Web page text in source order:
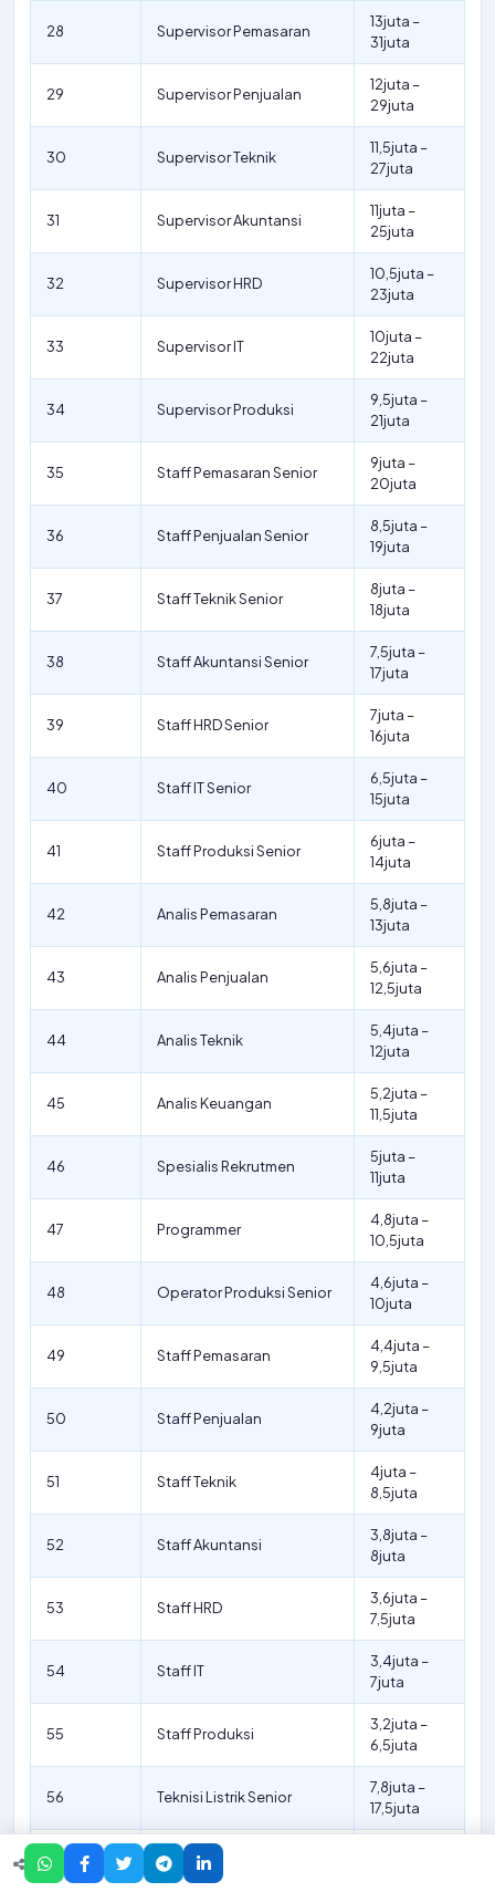
28 Supervisor Pemasaran
13juta –
31juta
29 Supervisor Penjualan
12juta –
29juta
30 Supervisor Teknik
11,5juta –
27juta
31 Supervisor Akuntansi
11juta –
25juta
32 Supervisor HRD
10,5juta –
23juta
33 Supervisor IT
10juta –
22juta
34 Supervisor Produksi
9,5juta –
21juta
35 Staff Pemasaran Senior
9juta –
20juta
36 Staff Penjualan Senior
8,5juta –
19juta
37 Staff Teknik Senior
8juta –
18juta
38 Staff Akuntansi Senior
7,5juta –
17juta
39 Staff HRD Senior
7juta –
16juta
40 Staff IT Senior
6,5juta –
15juta
41 Staff Produksi Senior
6juta –
14juta
42 Analis Pemasaran
5,8juta –
13juta
43 Analis Penjualan
5,6juta –
12,5juta
44 Analis Teknik
5,4juta –
12juta
45 Analis Keuangan
5,2juta –
11,5juta
46 Spesialis Rekrutmen
5juta –
11juta
47 Programmer
4,8juta –
10,5juta
48 Operator Produksi Senior
4,6juta –
10juta
49 Staff Pemasaran
4,4juta –
9,5juta
50 Staff Penjualan
4,2juta –
9juta
51 Staff Teknik
4juta –
8,5juta
52 Staff Akuntansi
3,8juta –
8juta
53 Staff HRD
3,6juta –
7,5juta
54 Staff IT
3,4juta –
7juta
55 Staff Produksi
3,2juta –
6,5juta
56 Teknisi Listrik Senior
7,8juta –
17,5juta
57 Teknisi Mesin Senior